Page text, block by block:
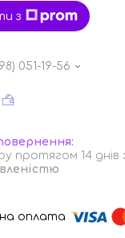
з
051-19-56
протягом 14 днів